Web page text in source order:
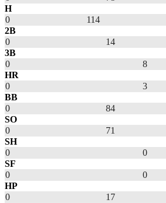
H
0
114
2B
0
14
3B
0
8
HR
0
3
BB
0
84
SO
0
71
SH
0
0
SF
0
0
HP
0
17